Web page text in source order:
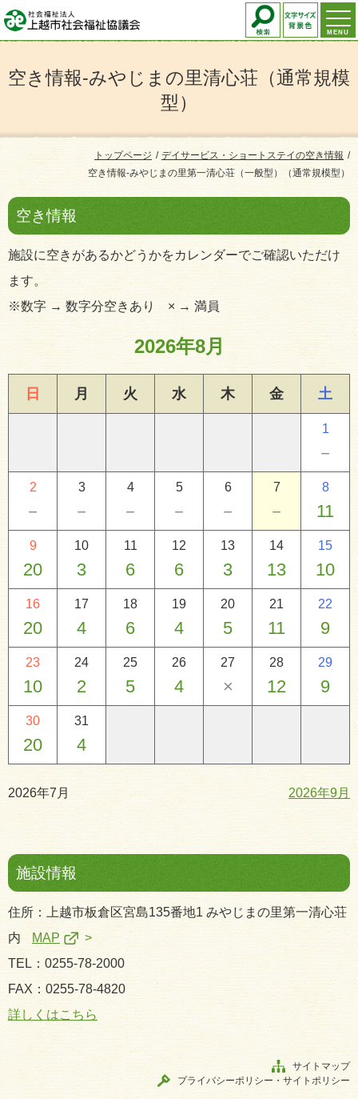
MENU
空き情報-みやじまの里清心荘（通常規模
型）
トップページ
デイサービス・ショートステイの空き情報
空き情報-みやじまの里第一清心荘（一般型）（通常規模型）
空き情報
施設に空きがあるかどうかをカレンダーでご確認いただけ
ます。
※数字 → 数字分空きあり × → 満員
2026年8月
日 月 火 水 木 金 土
1
－
2
－
3
－
4
－
5
－
6
－
7
－
8
11
9
20
10
3
11
6
12
6
13
3
14
13
15
10
16
20
17
4
18
6
19
4
20
5
21
11
22
9
23
10
24
2
25
5
26
4
27
×
28
12
29
9
30
20
31
4
2026年7月 2026年9月
施設情報
住所：上越市板倉区宮島135番地1 みやじまの里第一清心荘
内
MAP
TEL：0255-78-2000
FAX：0255-78-4820
詳しくはこちら
サイトマップ
プライバシーポリシー・サイトポリシー